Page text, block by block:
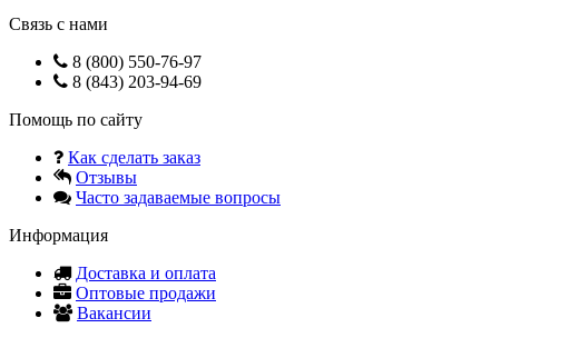
Связь с нами
8 (800) 550-76-97
8 (843) 203-94-69
Помощь по сайту
Как сделать заказ
Отзывы
Часто задаваемые вопросы
Информация
Доставка и оплата
Оптовые продажи
Вакансии